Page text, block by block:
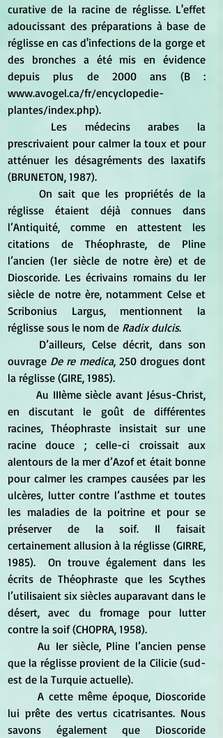
curative de la racine de réglisse. L'effet
adoucissant des préparations à base de
réglisse en cas d'infections de la gorge et
des bronches a été mis en évidence
depuis plus de 2000 ans (B :
www.avogel.ca/fr/encyclopedie-
plantes/index.php).
prescrivaient pour calmer la toux et pour
atténuer les désagréments des laxatifs
(BRUNETON, 1987).
réglisse étaient déjà connues dans
l’Antiquité, comme en attestent les
citations de Théophraste, de Pline
l’ancien (1er siècle de notre ère) et de
Dioscoride. Les écrivains romains du Ier
siècle de notre ère, notamment Celse et
Scribonius Largus, mentionnent la
réglisse sous le nom de Radix dulcis.
ouvrage De re medica, 250 drogues dont
la réglisse (GIRE, 1985).
	Au IIIème siècle avant Jésus-Christ,
en discutant le goût de différentes
racines, Théophraste insistait sur une
racine douce ; celle-ci croissait aux
alentours de la mer d’Azof et était bonne
pour calmer les crampes causées par les
ulcères, lutter contre l’asthme et toutes
les maladies de la poitrine et pour se
préserver de la soif. Il faisait
certainement allusion à la réglisse (GIRRE,
1985).  On trouve également dans les
écrits de Théophraste que les Scythes
l’utilisaient six siècles auparavant dans le
désert, avec du fromage pour lutter
contre la soif (CHOPRA, 1958).
	Au Ier siècle, Pline l’ancien pense
que la réglisse provient de la Cilicie (sud-
est de la Turquie actuelle).
lui prête des vertus cicatrisantes. Nous
savons également que Dioscoride